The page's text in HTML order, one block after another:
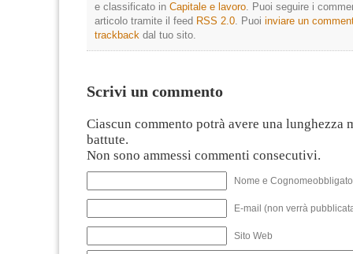
e classificato in Capitale e lavoro. Puoi seguire i
articolo tramite il feed RSS 2.0. Puoi inviare un
trackback dal tuo sito.
Scrivi un commento
Ciascun commento potrà avere una lunghezza
battute.
Non sono ammessi commenti consecutivi.
Nome e
E-mail (non verrà
Sito Web